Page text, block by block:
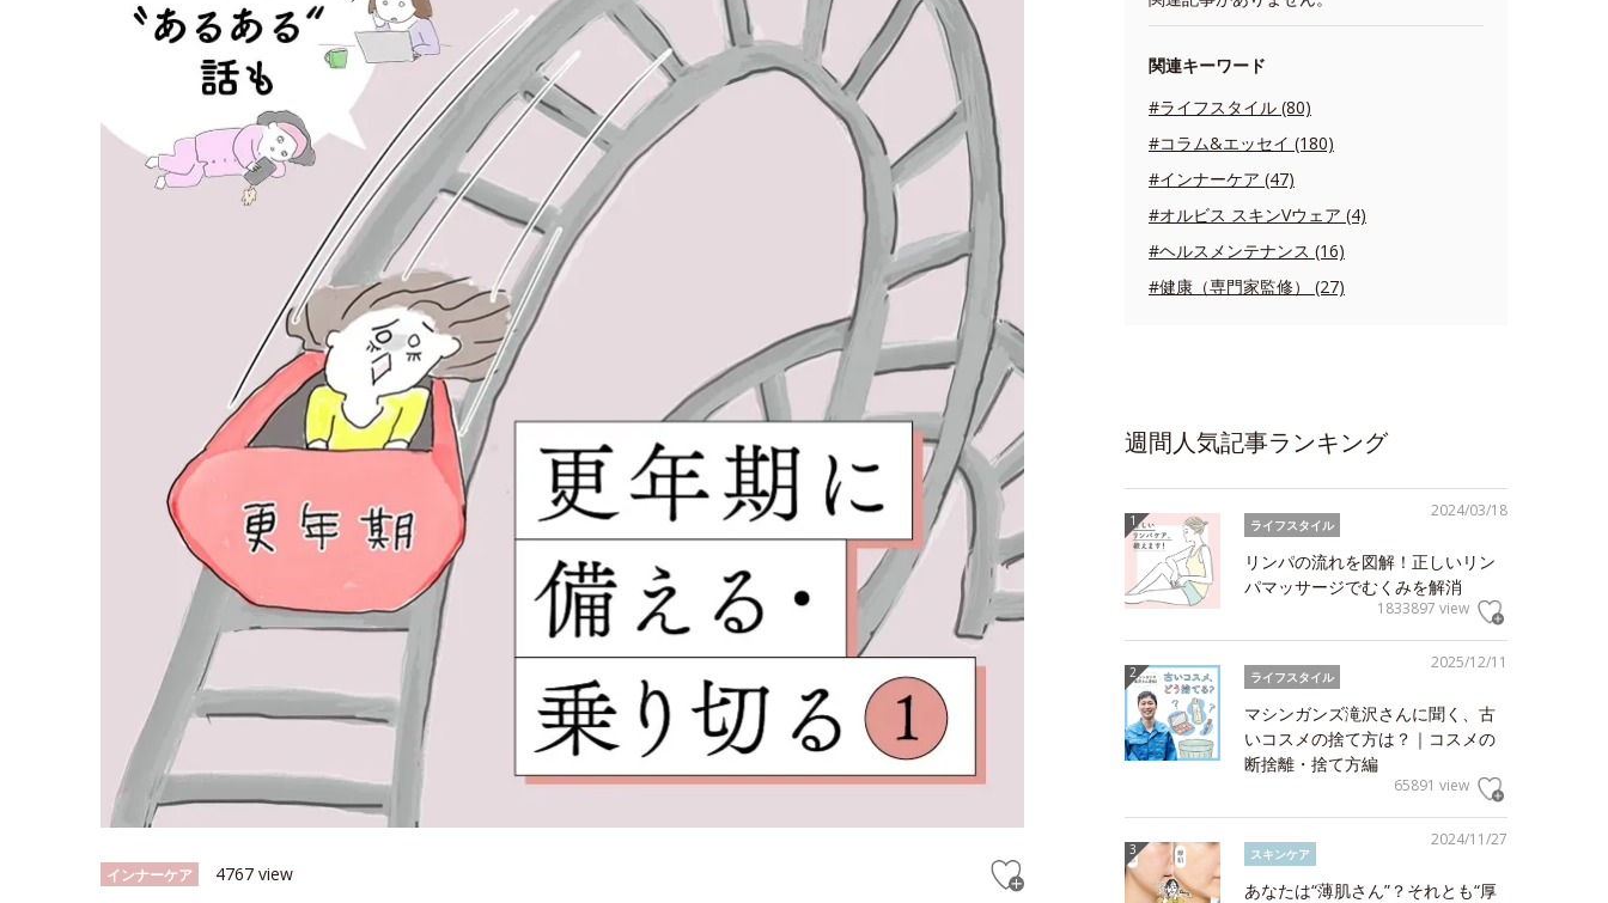
インナーケア 4767 view
関連キーワード
#ライフスタイル (80)
#コラム&エッセイ (180)
#インナーケア (47)
#オルビス スキンVウェア (4)
#ヘルスメンテナンス (16)
#健康（専門家監修） (27)
週間人気記事ランキング
2024/03/18
ライフスタイル
リンパの流れを図解！正しいリン
パマッサージでむくみを解消
1833897 view
2025/12/11
ライフスタイル
マシンガンズ滝沢さんに聞く、古
いコスメの捨て方は？｜コスメの
断捨離・捨て方編
65891 view
2024/11/27
スキンケア
あなたは“薄肌さん”？それとも“厚